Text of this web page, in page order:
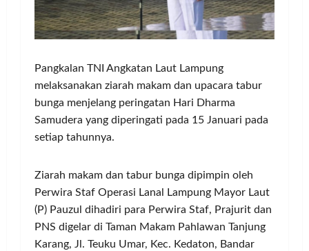
Pangkalan TNI Angkatan Laut Lampung
melaksanakan ziarah makam dan upacara tabur
bunga menjelang peringatan Hari Dharma
Samudera yang diperingati pada 15 Januari pada
setiap tahunnya.
Ziarah makam dan tabur bunga dipimpin oleh
Perwira Staf Operasi Lanal Lampung Mayor Laut
(P) Pauzul dihadiri para Perwira Staf, Prajurit dan
PNS digelar di Taman Makam Pahlawan Tanjung
Karang, Jl. Teuku Umar, Kec. Kedaton, Bandar